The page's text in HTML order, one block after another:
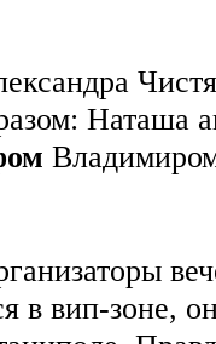
Наташа
в вип-зоне,